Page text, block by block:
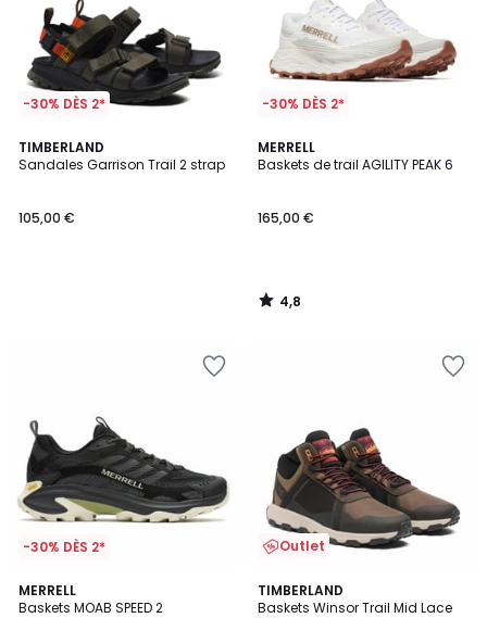
-30% DÈS 2*
TIMBERLAND
Sandales Garrison Trail 2 strap
105,00 €
-30% DÈS 2*
MERRELL
Baskets de trail AGILITY PEAK 6
165,00 €
4,8
/ 5
4,8
/
-30% DÈS 2*
MERRELL
Baskets MOAB SPEED 2
4,4
/ 5
Outlet
TIMBERLAND
Baskets Winsor Trail Mid Lace
4,5
/ 5